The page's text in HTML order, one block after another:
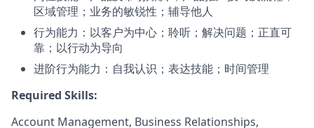
区域管理；业务的敏锐性；辅导他人
行为能力：以客户为中心；聆听；解决问题；正直可
靠；以行动为导向
进阶行为能力：自我认识；表达技能；时间管理
Required Skills:
Account Management, Business Relationships,